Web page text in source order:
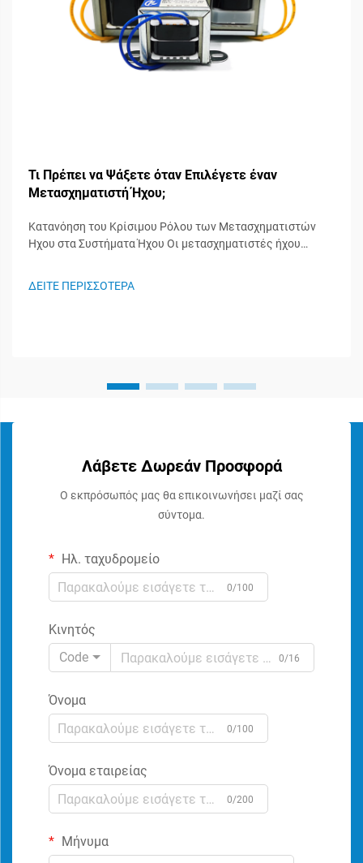
Τι Πρέπει να Ψάξετε όταν Επιλέγετε έναν
Μετασχηματιστή Ήχου;
Κατανόηση του Κρίσιμου Ρόλου των Μετασχηματιστών
Ήχου στα Συστήματα Ήχου Οι μετασχηματιστές ήχου
ακεραιότητας του σήματος και στη διασφάλιση της
ΔΕΙΤΕ ΠΕΡΙΣΣΟΤΕΡΑ
Λάβετε Δωρεάν Προσφορά
Ο εκπρόσωπός μας θα επικοινωνήσει μαζί σας
σύντομα.
Ηλ. ταχυδρομείο
0/100
Κινητός
Code
0/16
Όνομα
0/100
Όνομα εταιρείας
0/200
Μήνυμα